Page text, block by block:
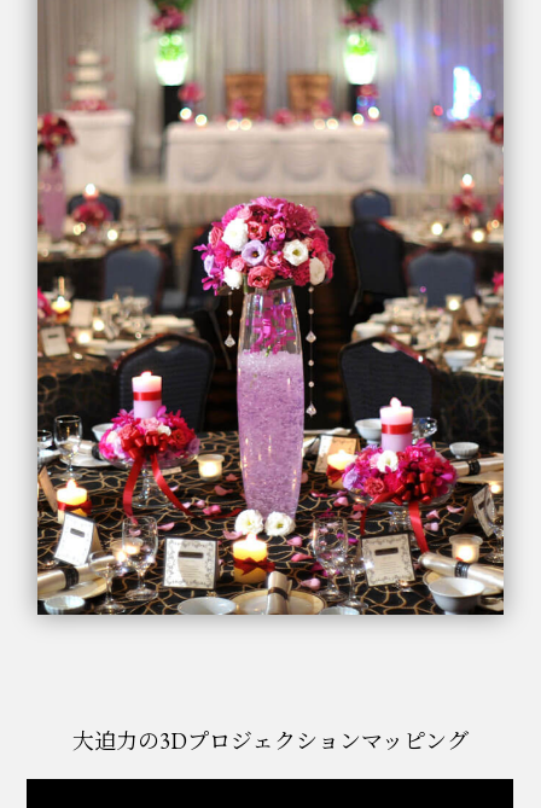
大迫力の3Dプロジェクションマッピング